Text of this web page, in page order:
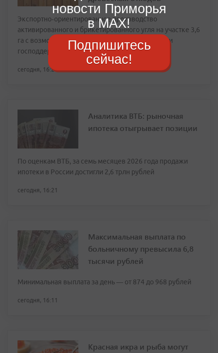
Экспортно‑ориентированное производство
активированного и брикетированного угля на участке 3,6
га с возможностью льготного финансирования и
господдержки
сегодня, 16:24
Аналитика ВТБ: рыночная
ипотека отыгрывает позиции
По оценкам ВТБ, за семь месяцев 2026 года продажи
ипотеки в России достигли 2,6 трлн рублей
сегодня, 16:21
Максимальная выплата по
больничному превысила 6,8
тысячи рублей
Минимальная выплата за день — от 874 до 968 рублей
сегодня, 16:11
Красная икра и рыба могут
новости Приморья
в MAX!
Подпишитесь
сейчас!